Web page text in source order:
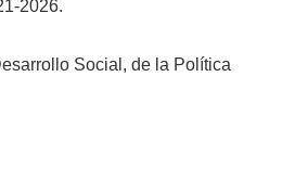
2026.
Social, de la Política